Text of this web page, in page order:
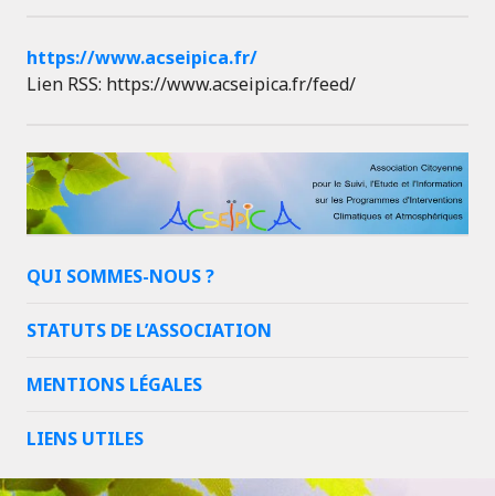
https://www.acseipica.fr/
Lien RSS: https://www.acseipica.fr/feed/
QUI SOMMES-NOUS ?
STATUTS DE L’ASSOCIATION
MENTIONS LÉGALES
LIENS UTILES